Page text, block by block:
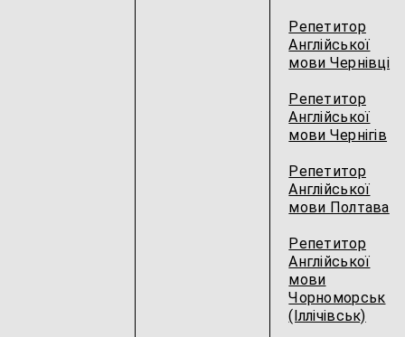
Репетитор
Англійської
мови Чернівці
Репетитор
Англійської
мови Чернігів
Репетитор
Англійської
мови Полтава
Репетитор
Англійської
мови
Чорноморськ
(Іллічівськ)